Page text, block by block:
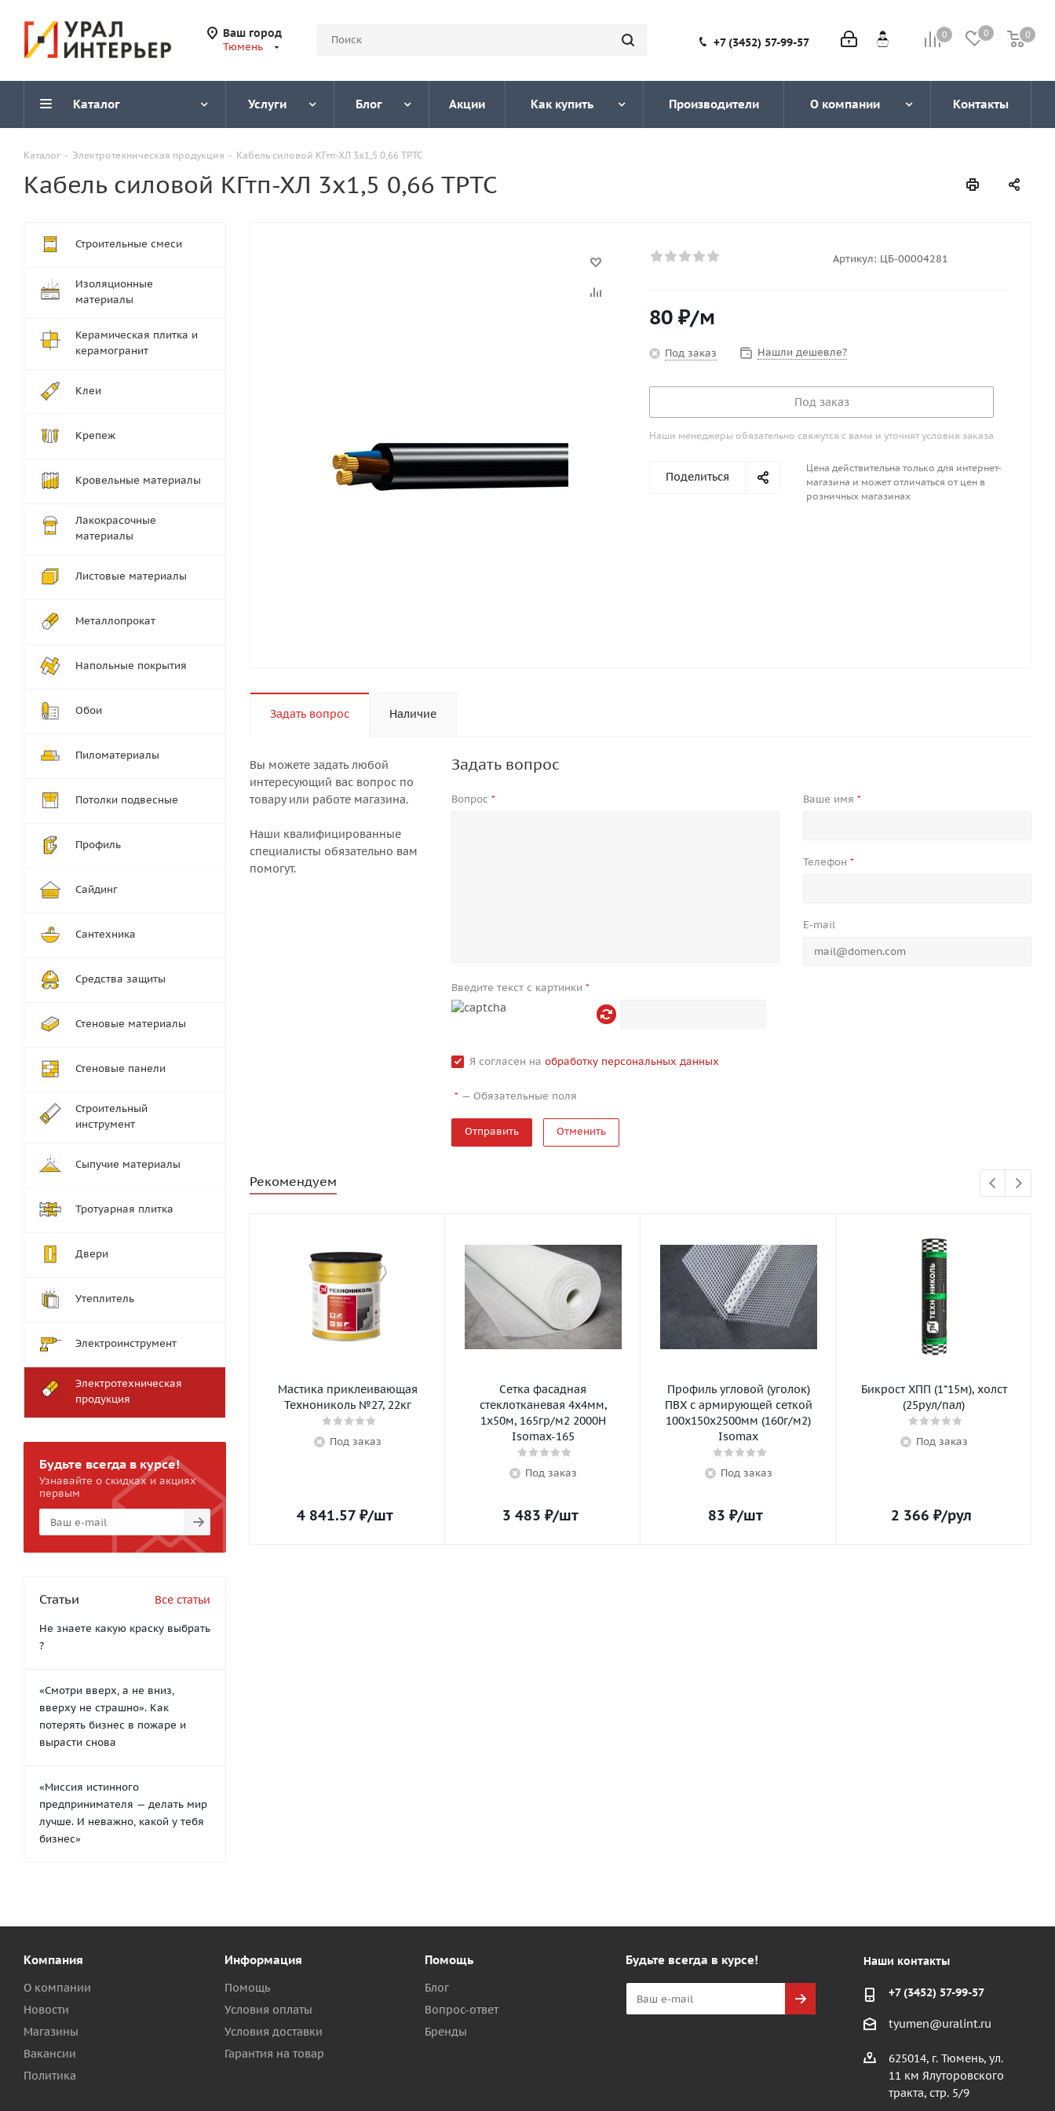
Ваш город
Тюмень
0 0 0
0
+7 (3452) 57-99-57
Каталог Услуги Блог Акции Как купить Производители О компании Контакты
Каталог - Электротехническая продукция - Кабель силовой КГтп-ХЛ 3х1,5 0,66 ТРТС
Кабель силовой КГтп-ХЛ 3х1,5 0,66 ТРТС
Артикул: ЦБ-00004281
80 ₽/м
Под заказ Нашли дешевле?
Под заказ
Наши менеджеры обязательно свяжутся с вами и уточнят условия заказа
Поделиться
Цена действительна только для интернет-
магазина и может отличаться от цен в
розничных магазинах
Задать вопрос Наличие
Вы можете задать любой
интересующий вас вопрос по
товару или работе магазина.
Наши квалифицированные
специалисты обязательно вам
помогут.
Задать вопрос
Вопрос * Ваше имя*
Телефон*
E-mail
Введите текст с картинки *
Я согласен на обработку персональных данных
* — Обязательные поля
Отменить
Рекомендуем
Мастика приклеивающая
Технониколь №27, 22кг
Под заказ
4 841.57₽/шт
Сетка фасадная
стеклотканевая 4х4мм,
1х50м, 165гр/м2 2000Н
Isomax-165
Под заказ
3 483 ₽/шт
Профиль угловой (уголок)
ПВХ с армирующей сеткой
100х150х2500мм (160г/м2)
Isomax
Под заказ
83 ₽/шт
Бикрост ХПП (1*15м), холст
(25рул/пал)
Под заказ
2 366 ₽/рул
Строительные смеси
Изоляционные
материалы
Керамическая плитка и
керамогранит
Клеи
Крепеж
Кровельные материалы
Лакокрасочные
материалы
Листовые материалы
Металлопрокат
Напольные покрытия
Обои
Пиломатериалы
Потолки подвесные
Профиль
Сайдинг
Сантехника
Средства защиты
Стеновые материалы
Стеновые панели
Строительный
инструмент
Сыпучие материалы
Тротуарная плитка
Двери
Утеплитель
Электроинструмент
Электротехническая
продукция
Будьте всегда в курсе!
Узнавайте о скидках и акциях
первым
Статьи Все статьи
Не знаете какую краску выбрать
?
«Смотри вверх, а не вниз,
вверху не страшно». Как
потерять бизнес в пожаре и
вырасти снова
«Миссия истинного
предпринимателя — делать мир
лучше. И неважно, какой у тебя
бизнес»
Компания
О компании
Новости
Магазины
Вакансии
Политика
Информация
Помощь
Условия оплаты
Условия доставки
Гарантия на товар
Помощь
Блог
Вопрос-ответ
Бренды
Будьте всегда в курсе! Наши контакты
+7 (3452) 57-99-57
tyumen@uralint.ru
625014, г. Тюмень, ул.
11 км Ялуторовского
тракта, стр. 5/9